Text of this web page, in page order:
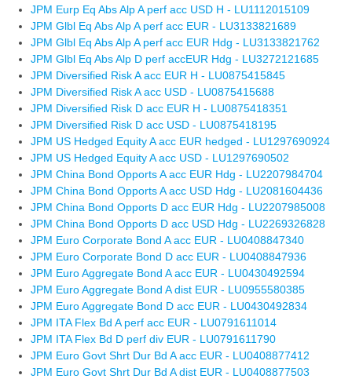
JPM Eurp Eq Abs Alp A perf acc USD H - LU1112015109
JPM Glbl Eq Abs Alp A perf acc EUR - LU3133821689
JPM Glbl Eq Abs Alp A perf acc EUR Hdg - LU3133821762
JPM Glbl Eq Abs Alp D perf accEUR Hdg - LU3272121685
JPM Diversified Risk A acc EUR H - LU0875415845
JPM Diversified Risk A acc USD - LU0875415688
JPM Diversified Risk D acc EUR H - LU0875418351
JPM Diversified Risk D acc USD - LU0875418195
JPM US Hedged Equity A acc EUR hedged - LU1297690924
JPM US Hedged Equity A acc USD - LU1297690502
JPM China Bond Opports A acc EUR Hdg - LU2207984704
JPM China Bond Opports A acc USD Hdg - LU2081604436
JPM China Bond Opports D acc EUR Hdg - LU2207985008
JPM China Bond Opports D acc USD Hdg - LU2269326828
JPM Euro Corporate Bond A acc EUR - LU0408847340
JPM Euro Corporate Bond D acc EUR - LU0408847936
JPM Euro Aggregate Bond A acc EUR - LU0430492594
JPM Euro Aggregate Bond A dist EUR - LU0955580385
JPM Euro Aggregate Bond D acc EUR - LU0430492834
JPM ITA Flex Bd A perf acc EUR - LU0791611014
JPM ITA Flex Bd D perf div EUR - LU0791611790
JPM Euro Govt Shrt Dur Bd A acc EUR - LU0408877412
JPM Euro Govt Shrt Dur Bd A dist EUR - LU0408877503